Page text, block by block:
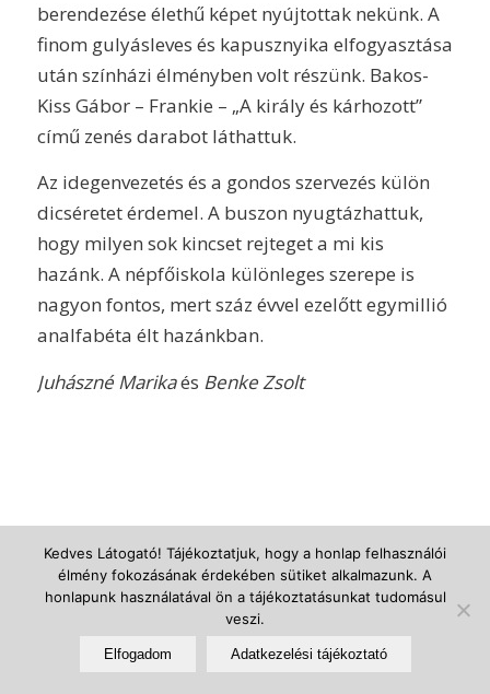
berendezése élethű képet nyújtottak nekünk. A
finom gulyásleves és kapusznyika elfogyasztása
után színházi élményben volt részünk. Bakos-
Kiss Gábor – Frankie – „A király és kárhozott”
című zenés darabot láthattuk.
Az idegenvezetés és a gondos szervezés külön
dicséretet érdemel. A buszon nyugtázhattuk,
hogy milyen sok kincset rejteget a mi kis
hazánk. A népfőiskola különleges szerepe is
nagyon fontos, mert száz évvel ezelőtt egymillió
analfabéta élt hazánkban.
Juhászné Marikaés Benke Zsolt
© Újszegedi Árpádházi Szent Erzsébet Plébánia - powered by Enfold
Adatkezelési Tájékoztató
Kedves Látogató! Tájékoztatjuk, hogy a honlap felhasználói
élmény fokozásának érdekében sütiket alkalmazunk. A
honlapunk használatával ön a tájékoztatásunkat tudomásul
veszi.
Elfogadom Adatkezelési tájékoztató